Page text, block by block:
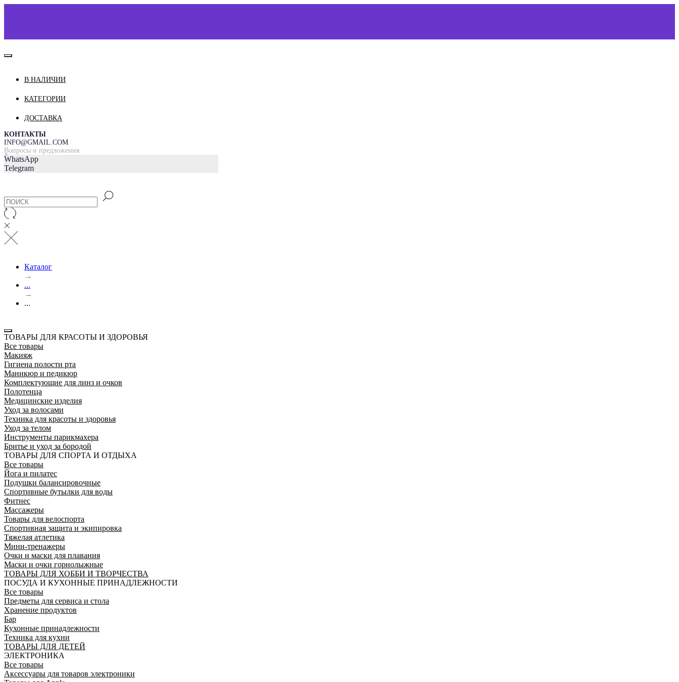
О НАС
ДОСТАВКА И ОПЛАТА
=
В НАЛИЧИИ
КАТЕГОРИИ
ДОСТАВКА
КОНТАКТЫ
INFO@GMAIL.COM
Вопросы и предложения
WhatsApp
Telegram
Каталог
→
...
→
...
ТОВАРЫ ДЛЯ КРАСОТЫ И ЗДОРОВЬЯ
Все товары
Макияж
Гигиена полости рта
Маникюр и педикюр
Комплектующие для линз и очков
Полотенца
Медицинские изделия
Уход за волосами
Техника для красоты и здоровья
Уход за телом
Инструменты парикмахера
Бритье и уход за бородой
ТОВАРЫ ДЛЯ СПОРТА И ОТДЫХА
Все товары
Йога и пилатес
Подушки балансировочные
Спортивные бутылки для воды
Фитнес
Массажеры
Товары для велоспорта
Спортивная защита и экипировка
Тяжелая атлетика
Мини-тренажеры
Очки и маски для плавания
Маски и очки горнолыжные
ТОВАРЫ ДЛЯ ХОББИ И ТВОРЧЕСТВА
ПОСУДА И КУХОННЫЕ ПРИНАДЛЕЖНОСТИ
Все товары
Предметы для сервиса и стола
Хранение продуктов
Бар
Кухонные принадлежности
Техника для кухни
ТОВАРЫ ДЛЯ ДЕТЕЙ
ЭЛЕКТРОНИКА
Все товары
Аксессуары для товаров электроники